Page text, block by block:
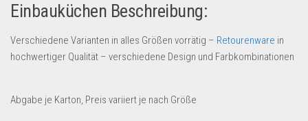
Restposten-Angebote
Restposten für Privatpersonen
eBay Restposten kaufen
Einbauküchen Beschreibung:
Verschiedene Varianten in alles Größen vorrätig – Retourenware in
hochwertiger Qualität – verschiedene Design und Farbkombinationen
Abgabe je Karton, Preis variiert je nach Größe